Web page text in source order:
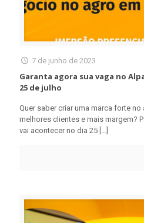
7 de junho de 2023
Garanta agora sua vaga no
25 de julho
Quer saber criar uma marca forte no
melhores clientes e mais margem?
vai acontecer no dia 25